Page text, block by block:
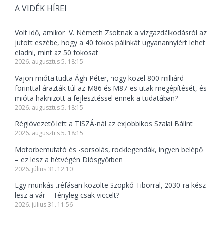
A VIDÉK HÍREI
Volt idő, amikor V. Németh Zsoltnak a vízgazdálkodásról az
jutott eszébe, hogy a 40 fokos pálinkát ugyanannyiért lehet
eladni, mint az 50 fokosat
2026. augusztus 5. 18:15
Vajon mióta tudta Ágh Péter, hogy közel 800 milliárd
forinttal árazták túl az M86 és M87-es utak megépítését, és
mióta haknizott a fejlesztéssel ennek a tudatában?
2026. augusztus 5. 18:15
Régióvezető lett a TISZÁ-nál az exjobbikos Szalai Bálint
2026. augusztus 5. 18:15
Motorbemutató és -sorsolás, rocklegendák, ingyen belépő
– ez lesz a hétvégén Diósgyőrben
2026. július 31. 12:10
Egy munkás tréfásan közölte Szopkó Tiborral, 2030-ra kész
lesz a vár – Tényleg csak viccelt?
2026. július 31. 11:56